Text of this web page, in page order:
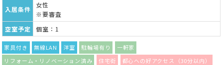
入居条件
女性
※要審査
空室予定
個室：1
家具付き 無線LAN 洋室 駐輪場有り
一軒家
リフォーム・リノベーション済み
住宅街 都心への好アクセス（30分以内）